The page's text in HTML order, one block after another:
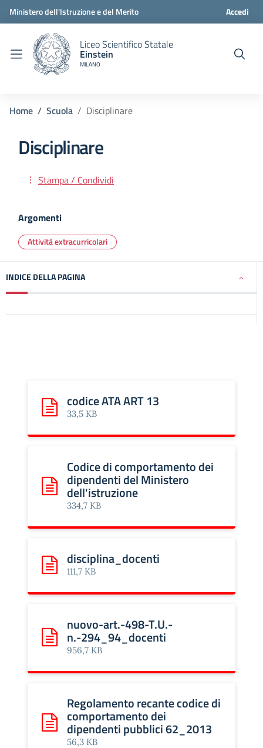
Ministero dell'Istruzione e del Merito Accedi
Liceo Scientifico Statale
Einstein
MILANO
Home Scuola Disciplinare
Disciplinare
Stampa / Condividi
Argomenti
Attività extracurricolari
INDICE DELLA PAGINA
Scarica: codice ATA ART 13
codice ATA ART 13
33,5 KB
Scarica: Codice di comportamento dei dipendenti del
Codice di comportamento dei
dipendenti del Ministero
dell'istruzione
334,7 KB
Scarica: disciplina_docenti
disciplina_docenti
111,7 KB
Scarica: nuovo-art.-498-T.U.-n.-294_94_docenti
nuovo-art.-498-T.U.-
n.-294_94_docenti
956,7 KB
Scarica: Regolamento recante codice di
Regolamento recante codice di
comportamento dei
dipendenti pubblici 62_2013
56,3 KB